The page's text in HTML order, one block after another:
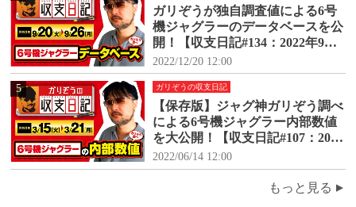
ガリぞうが独自調査値による6号
機ジャグラーのデータベースを公
開！【収支日記#134：2022年9月2
0日(火)～9月26日(月)】
2022/12/20 12:00
5 ガリぞうの収支日記
【保存版】ジャグ神ガリぞう調べ
による6号機ジャグラー内部数値
を大公開！【収支日記#107：2022
年3月15日(火)～3月21日(月)】
2022/06/14 12:00
もっと見る